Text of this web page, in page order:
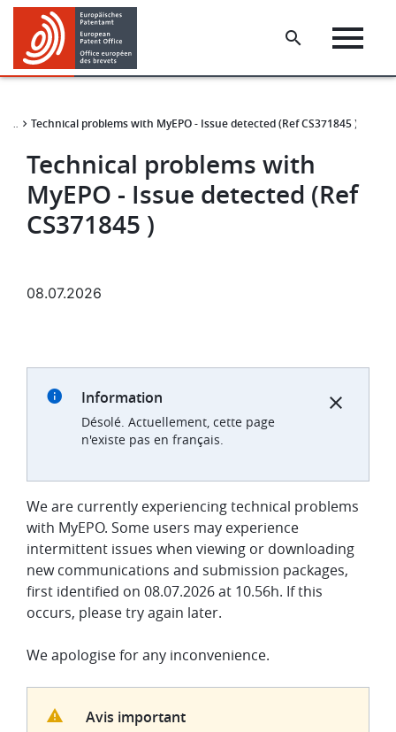
Skip
main
content
Skip
footer
Disponibilité de services en ligne Technical problems with MyEPO - Issue detected (Ref CS371845 )
Technical problems with
MyEPO - Issue detected (Ref
CS371845 )
08.07.2026
Information
Désolé. Actuellement, cette page
n'existe pas en français.
We are currently experiencing technical problems
with MyEPO. Some users may experience
intermittent issues when viewing or downloading
new communications and submission packages,
first identified on 08.07.2026 at 10.56h. If this
occurs, please try again later.
We apologise for any inconvenience.
Avis important